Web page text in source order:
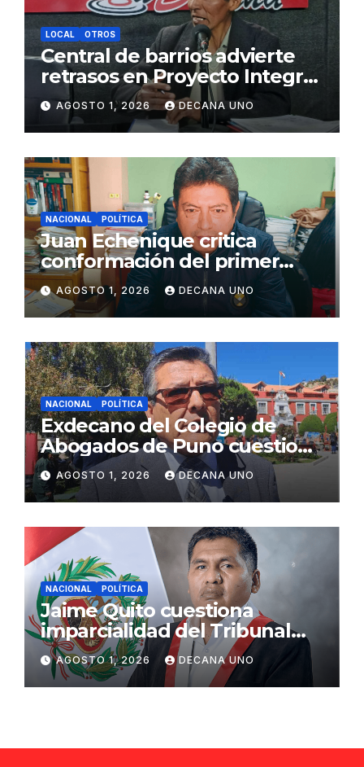
LOCAL OTROS
Central de barrios advierte
retrasos en Proyecto Integral
de Agua y Alcantarillado para
Juliaca
AGOSTO 1, 2026 DECANA UNO
NACIONAL POLÍTICA
Juan Echenique critica
conformación del primer
gabinete ministerial de Keiko
Fujimori
AGOSTO 1, 2026 DECANA UNO
NACIONAL POLÍTICA
Exdecano del Colegio de
Abogados de Puno cuestiona
propuestas sobre seguridad
ciudadana
AGOSTO 1, 2026 DECANA UNO
NACIONAL POLÍTICA
Jaime Quito cuestiona
imparcialidad del Tribunal
Constitucional tras liberación
de Ollanta Humala
AGOSTO 1, 2026 DECANA UNO